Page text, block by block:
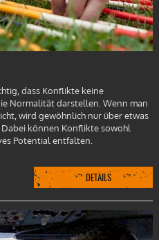
dass Konflikte keine
Normalität darstellen. Wenn man
wird gewöhnlich nur über etwas
können Konflikte sowohl
Potential entfalten.
DETAILS